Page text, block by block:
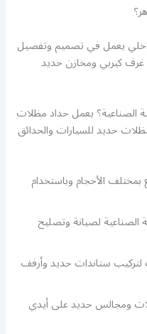
يعمل في تصميم وتفصيل
كيربي ومخازن حديد
الصناعية؟ يعمل حداد مظلات
حديد للسيارات والحدائق
بمختلف الأحجام وباستخدام
الصناعية لصيانة وتصليح
ستاندات حديد وأرفف
ومجالس حديد على أيدي